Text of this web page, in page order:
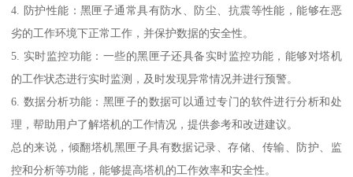
4. 防护性能：黑匣子通常具有防水、防尘、抗震等性能，能够在恶
劣的工作环境下正常工作，并保护数据的安全性。
5. 实时监控功能：一些的黑匣子还具备实时监控功能，能够对塔机
的工作状态进行实时监测，及时发现异常情况并进行预警。
6. 数据分析功能：黑匣子的数据可以通过专门的软件进行分析和处
理，帮助用户了解塔机的工作情况，提供参考和改进建议。
总的来说，倾翻塔机黑匣子具有数据记录、存储、传输、防护、监
控和分析等功能，能够提高塔机的工作效率和安全性。